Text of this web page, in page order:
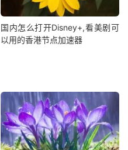
国内怎么打开Disney+,看美剧可
以用的香港节点加速器